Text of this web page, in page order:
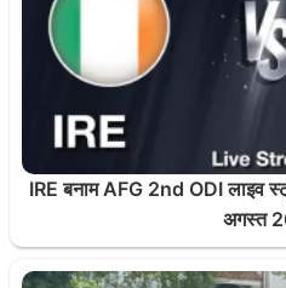
IRE बनाम AFG 2nd ODI लाइव
अगस्त